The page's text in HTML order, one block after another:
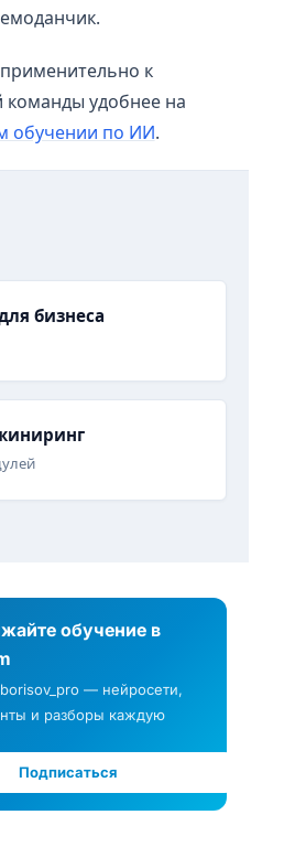
к
удобнее на
обучении по ИИ.
бизнеса
обучение в
— нейросети,
и разборы каждую
Подписаться